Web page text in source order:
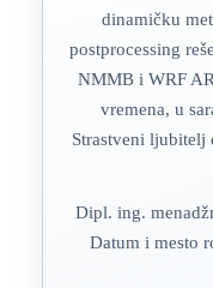
dinamičku
postprocessing
NMMB i WRF
vremena, u
Strastveni
Dipl. ing.
Datum i mesto